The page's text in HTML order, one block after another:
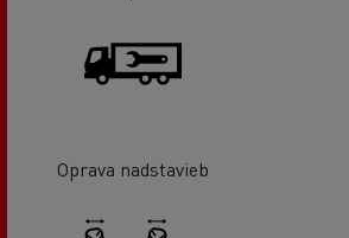
Oprava nadstavieb